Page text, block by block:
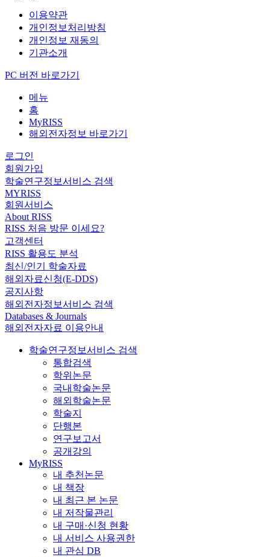
이용약관
개인정보처리방침
개인정보 재동의
기관소개
PC 버전 바로가기
메뉴
홈
MyRISS
해외전자정보 바로가기
로그인
회원가입
학술연구정보서비스 검색
MYRISS
회원서비스
About RISS
RISS 처음 방문 이세요?
고객센터
RISS 활용도 분석
최신/인기 학술자료
해외자료신청(E-DDS)
공지사항
해외전자정보서비스 검색
Databases & Journals
해외전자자료 이용안내
학술연구정보서비스 검색
통합검색
학위논문
국내학술논문
해외학술논문
학술지
단행본
연구보고서
공개강의
MyRISS
내 추천논문
내 책장
내 최근 본 논문
내 저작물관리
내 구매·신청 현황
내 서비스 사용권한
내 관심 DB